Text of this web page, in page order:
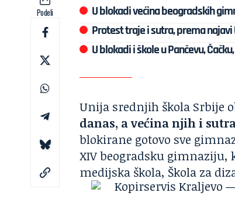
Podeli
U blokadi većina beogradskih
Protest traje i sutra, prema
U blokadi i škole u Pančevu,
Unija srednjih škola Srbije
danas, a većina njih i
blokirane gotovo sve
XIV beogradsku gimnaziju,
medijska škola, Škola za